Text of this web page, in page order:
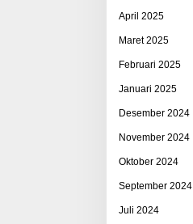
April 2025
Maret 2025
Februari 2025
Januari 2025
Desember 2024
November 2024
Oktober 2024
September 2024
Juli 2024